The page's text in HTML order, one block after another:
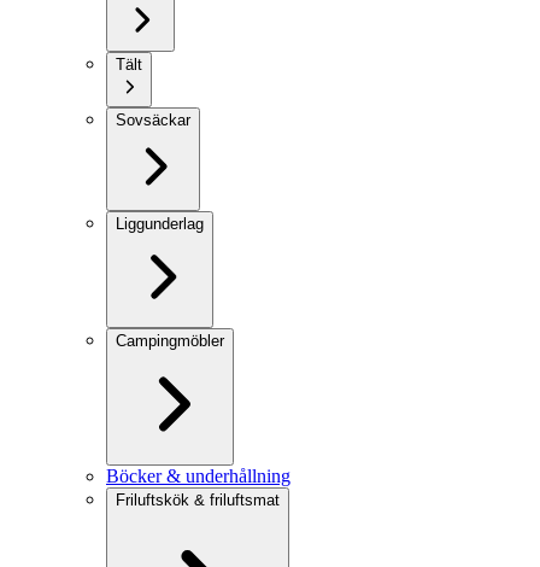
Tält
Sovsäckar
Liggunderlag
Campingmöbler
Böcker & underhållning
Friluftskök & friluftsmat